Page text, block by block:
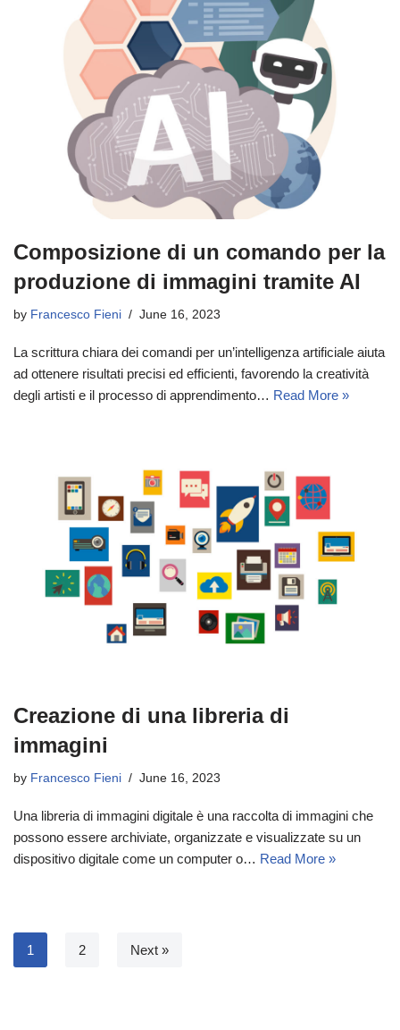
Composizione di un comando per la
produzione di immagini tramite AI
by Francesco Fieni June 16, 2023
La scrittura chiara dei comandi per un’intelligenza artificiale aiuta
ad ottenere risultati precisi ed efficienti, favorendo la creatività
degli artisti e il processo di apprendimento… Read More »
Creazione di una libreria di
immagini
by Francesco Fieni June 16, 2023
Una libreria di immagini digitale è una raccolta di immagini che
possono essere archiviate, organizzate e visualizzate su un
dispositivo digitale come un computer o… Read More »
1 2 Next »